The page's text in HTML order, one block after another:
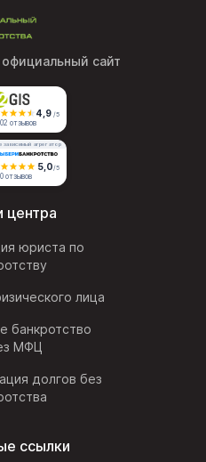
сайт
4,9 /5
отзывов
агрегатор
5,0/5
отзывов
центра
юриста по
лица
банкротство
МФЦ
долгов без
ссылки